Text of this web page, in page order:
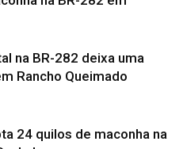
na BR-282 deixa uma
Rancho Queimado
24 quilos de maconha na